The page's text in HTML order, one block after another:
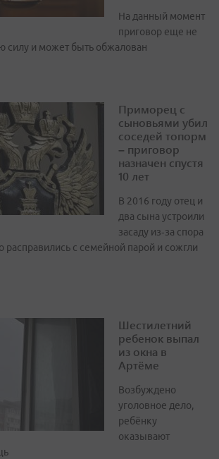
На данный момент
приговор еще не
силу и может быть обжалован
Приморец с
сыновьями убил
соседей топорм
– приговор
назначен спустя
10 лет
В 2016 году отец и
два сына устроили
засаду из‑за спора
расправились с семейной парой и сожгли
Шестилетний
ребенок выпал
из окна в
Артёме
Возбуждено
уголовное дело,
ребёнку
оказывают